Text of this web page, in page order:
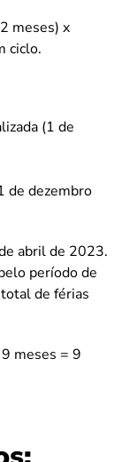
meses) x
ciclo.
(1 de
de dezembro
abril de 2023.
período de
de férias
meses = 9